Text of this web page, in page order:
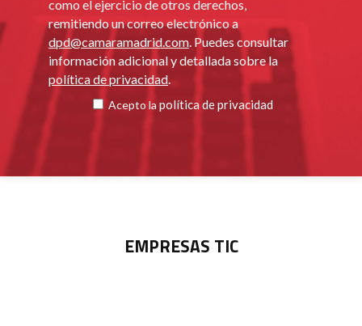
como el ejercicio de otros derechos,
remitiendo un correo electrónico a
dpd@camaramadrid.com. Puedes consultar
información adicional y detallada sobre la
política de privacidad.
Acepto la política de privacidad
EMPRESAS TIC